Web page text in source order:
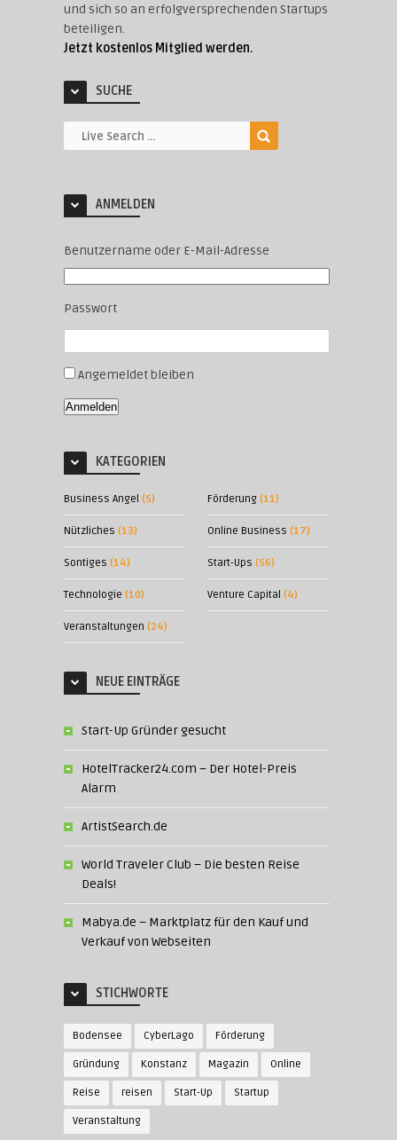
und sich so an erfolgversprechenden Startups
beteiligen.
Jetzt kostenlos Mitglied werden.
SUCHE
ANMELDEN
Benutzername oder E-Mail-Adresse
Passwort
Angemeldet bleiben
Anmelden
KATEGORIEN
Business Angel (5) Förderung(11)
Nützliches (13) Online Business (17)
Sontiges (14) Start-Ups (56)
Technologie (10) Venture Capital (4)
Veranstaltungen (24)
NEUE EINTRÄGE
Start-Up Gründer gesucht
HotelTracker24.com – Der Hotel-Preis
Alarm
ArtistSearch.de
World Traveler Club – Die besten Reise
Deals!
Mabya.de – Marktplatz für den Kauf und
Verkauf von Webseiten
STICHWORTE
Bodensee CyberLago Förderung
Gründung Konstanz Magazin Online
Reise reisen Start-Up Startup
Veranstaltung